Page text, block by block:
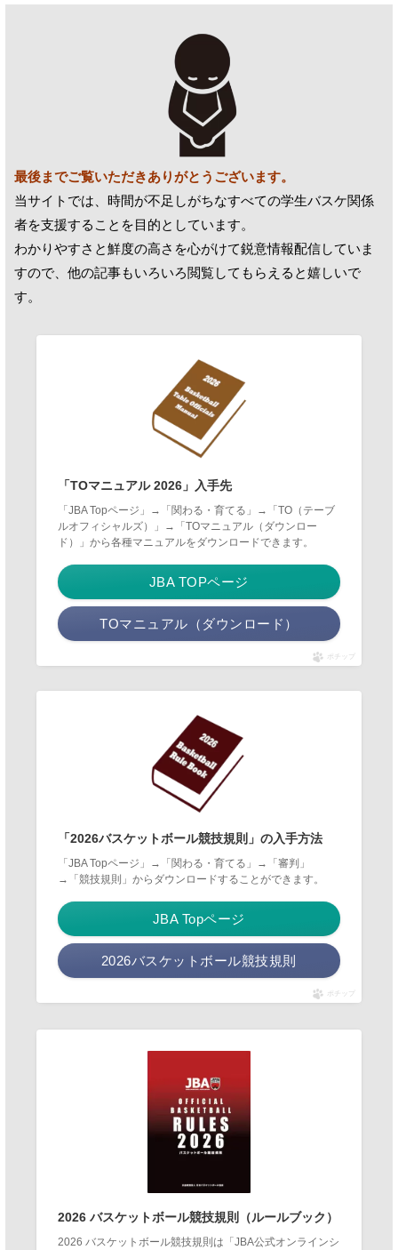
最後までご覧いただきありがとうございます。
当サイトでは、時間が不足しがちなすべての学生バスケ関係
者を支援することを目的としています。
わかりやすさと鮮度の高さを心がけて鋭意情報配信していま
すので、他の記事もいろいろ閲覧してもらえると嬉しいで
す。
「TOマニュアル 2026」入手先
「JBA Topページ」→「関わる・育てる」→「TO（テーブ
ルオフィシャルズ）」→「TOマニュアル（ダウンロー
ド）」から各種マニュアルをダウンロードできます。
JBA TOPページ
TOマニュアル（ダウンロード）
ポチップ
「2026バスケットボール競技規則」の入手方法
「JBA Topページ」→「関わる・育てる」→「審判」
→「競技規則」からダウンロードすることができます。
JBA Topページ
2026バスケットボール競技規則
ポチップ
2026 バスケットボール競技規則（ルールブック）
2026 バスケットボール競技規則は「JBA公式オンラインシ